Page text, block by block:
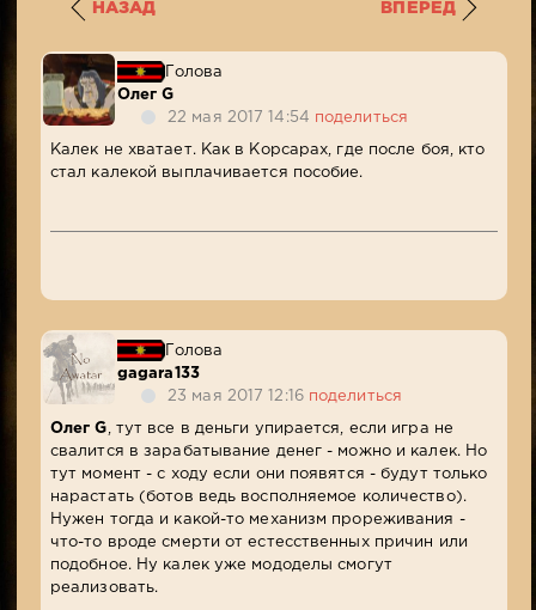
НАЗАД ВПЕРЕД
Голова
Олег G
22 мая 2017 14:54
поделиться
Калек не хватает. Как в Корсарах, где после боя, кто
стал калекой выплачивается пособие.
Голова
gagara133
23 мая 2017 12:16 поделиться
Олег G , тут все в деньги упирается, если игра не
свалится в зарабатывание денег - можно и калек. Но
тут момент - с ходу если они появятся - будут только
нарастать (ботов ведь восполняемое количество).
Нужен тогда и какой-то механизм прореживания -
что-то вроде смерти от естесственных причин или
подобное. Ну калек уже мододелы смогут
реализовать.